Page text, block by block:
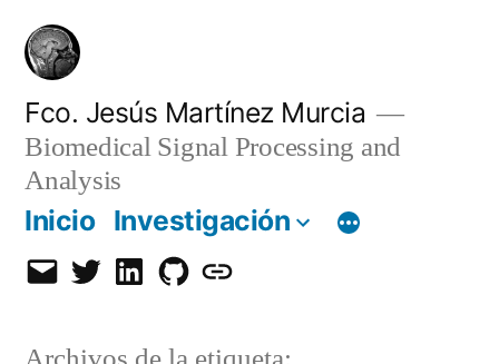
Saltar
contenido
Fco. Jesús Martínez Murcia
Biomedical Signal Processing and
Analysis
Inicio Investigación
EmailTwitterLinkedInGitHub
Orcid